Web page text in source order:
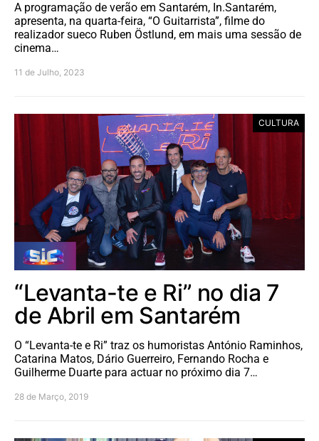
A programação de verão em Santarém, In.Santarém,
apresenta, na quarta-feira, “O Guitarrista”, filme do
realizador sueco Ruben Östlund, em mais uma sessão de
cinema…
11 de Julho, 2023
CULTURA
“Levanta-te e Ri” no dia 7
de Abril em Santarém
O “Levanta-te e Ri” traz os humoristas António Raminhos,
Catarina Matos, Dário Guerreiro, Fernando Rocha e
Guilherme Duarte para actuar no próximo dia 7…
28 de Março, 2019